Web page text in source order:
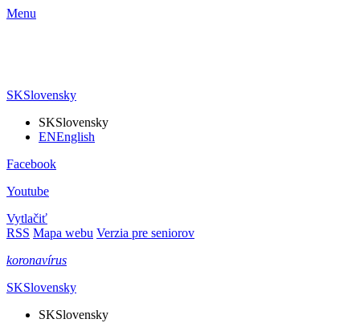
Menu
SKSlovensky
SKSlovensky
ENEnglish
Facebook
Youtube
Vytlačiť
RSS Mapa webu Verzia pre seniorov
koronavírus
SKSlovensky
SKSlovensky